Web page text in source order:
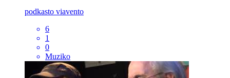
podkasto viavento
6
1
0
Muziko